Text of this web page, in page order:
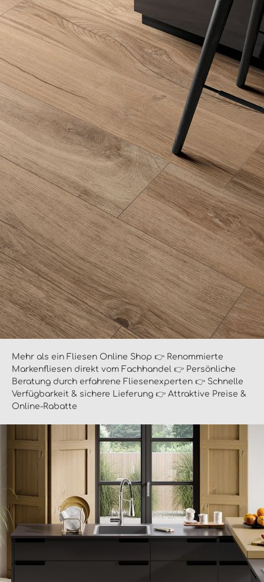
Mehr als ein Fliesen Online Shop 👉 Renommierte
Markenfliesen direkt vom Fachhandel 👉 Persönliche
Beratung durch erfahrene Fliesenexperten 👉 Schnelle
Verfügbarkeit & sichere Lieferung 👉 Attraktive Preise &
Online-Rabatte